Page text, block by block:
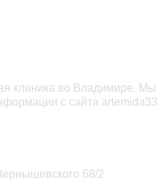
клиника во Владимире.
с сайта
68/2